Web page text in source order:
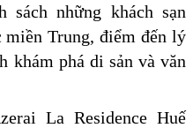
sách những khách sạn
miền Trung, điểm đến lý
khám phá di sản và văn
La Residence Huế